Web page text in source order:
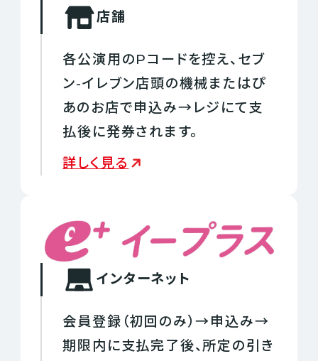
店舗
各公演用のPコードを控え、セブ
ン-イレブン店頭の機械またはぴ
あのお店で申込み→レジにて支
払後に発券されます。
詳しく見る
インターネット
会員登録（初回のみ）→申込み→
期限内に支払完了後、所定の引き